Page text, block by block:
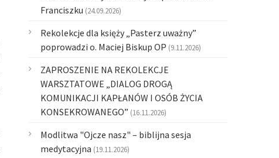
Franciszku (24.09.2026)
Rekolekcje dla księży „Pasterz uważny”
poprowadzi o. Maciej Biskup OP (9.11.2026)
ZAPROSZENIE NA REKOLEKCJE
WARSZTATOWE „DIALOG DROGĄ
KOMUNIKACJI KAPŁANÓW I OSÓB ŻYCIA
KONSEKROWANEGO” (16.11.2026)
Modlitwa "Ojcze nasz" – biblijna sesja
medytacyjna (19.11.2026)